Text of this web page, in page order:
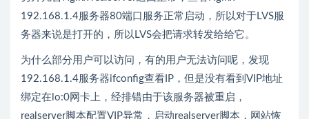
192.168.1.4服务器80端口服务正常启动，所以对于LVS服
务器来说是打开的，所以LVS会把请求转发给给它。
为什么部分用户可以访问，有的用户无法访问呢，发现
192.168.1.4服务器ifconfig查看IP，但是没有看到VIP地址
绑定在lo:0网卡上，经排错由于该服务器被重启，
realserver脚本配置VIP异常，启动realserver脚本，网站恢